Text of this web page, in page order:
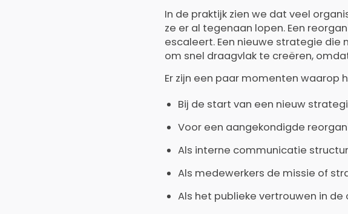
In de praktijk zien we dat veel
ze er al tegenaan lopen. Een
escaleert. Een nieuwe strategie
om snel draagvlak te creëren,
Er zijn een paar momenten
Bij de start van een nieuw
Voor een aangekondigde
Als interne communicatie
Als medewerkers de missie of
Als het publieke vertrouwen in